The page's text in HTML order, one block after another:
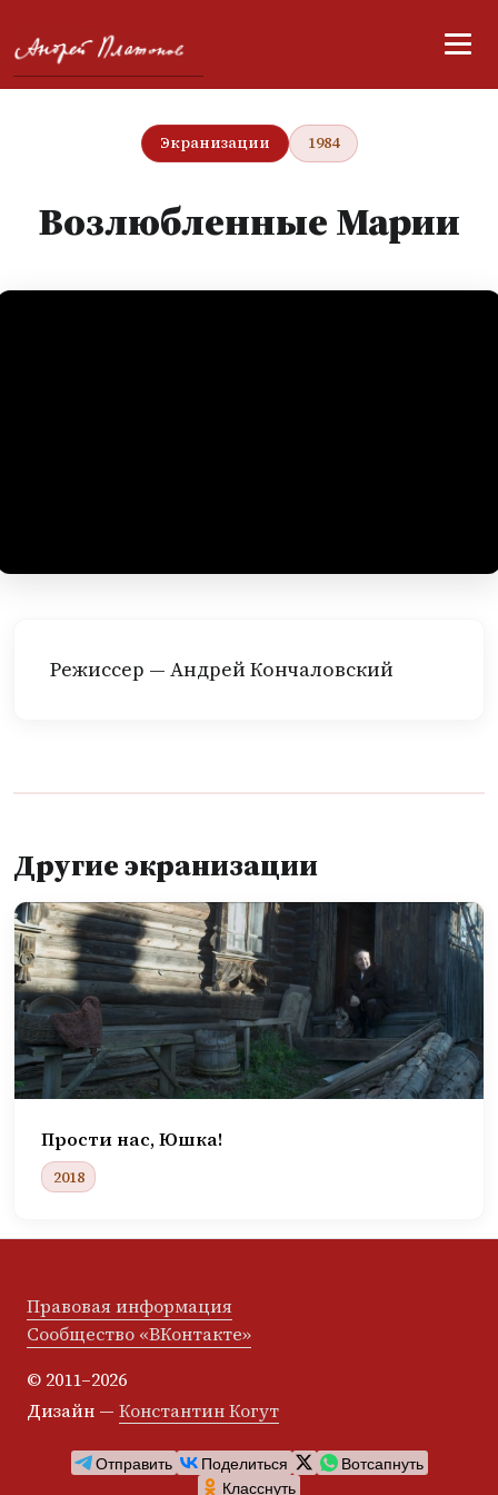
Экранизации 1984
Возлюбленные Марии
Режиссер — Андрей Кончаловский
Другие экранизации
Прости нас, Юшка!
2018
Перейти к предыдущему видео
Правовая информация
Сообщество «ВКонтакте»
© 2011–2026
Дизайн — Константин Когут
Отправить Поделиться
Вотсапнуть
Класснуть